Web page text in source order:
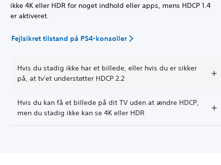
ikke 4K eller HDR for noget indhold eller apps, mens HDCP 1.4
er aktiveret.
Fejlsikret tilstand på PS4-konsoller
Hvis du stadig ikke har et billede, eller hvis du er sikker
på, at tv'et understøtter HDCP 2.2
Hvis du kan få et billede på dit TV uden at ændre HDCP,
men du stadig ikke kan se 4K eller HDR